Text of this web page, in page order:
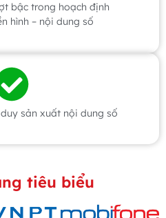
bậc trong hoạch định
hình – nội dung số
sản xuất nội dung số
tiêu biểu